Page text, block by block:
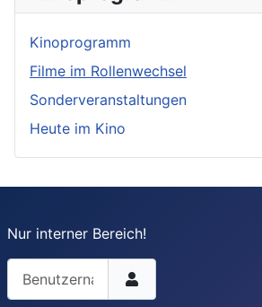
Kinoprogramm
Filme im Rollenwechsel
Sonderveranstaltungen
Heute im Kino
Nur interner Bereich!